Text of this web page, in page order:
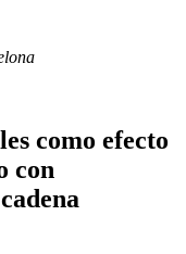
como efecto
con